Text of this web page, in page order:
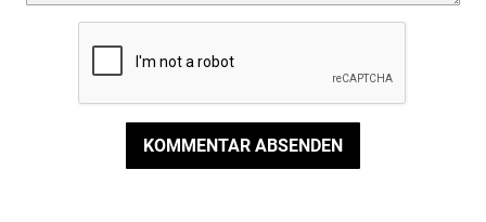
KOMMENTAR ABSENDEN